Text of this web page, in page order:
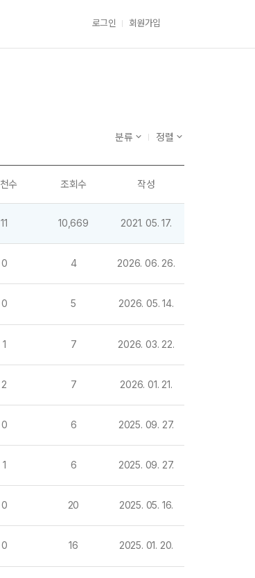
로그인 회원가입
분류 정렬
수 조회수 작성
11 10,669 작성
2021. 05. 17.
0 4 2026. 06. 26.
0 5 2026. 05. 14.
1 7 2026. 03. 22.
2 7 2026. 01. 21.
0 6 2025. 09. 27.
1 6 2025. 09. 27.
0 20 2025. 05. 16.
0 16 2025. 01. 20.